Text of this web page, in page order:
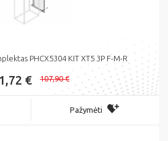
PHCX5304 KIT XT5 3P F-M-R
€ 107,90 €
Pažymėti